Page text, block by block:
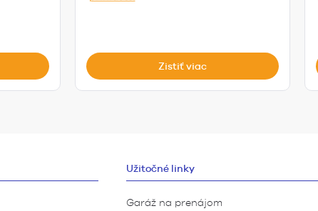
Zistiť viac
Užitočné linky
Garáž na prenájom